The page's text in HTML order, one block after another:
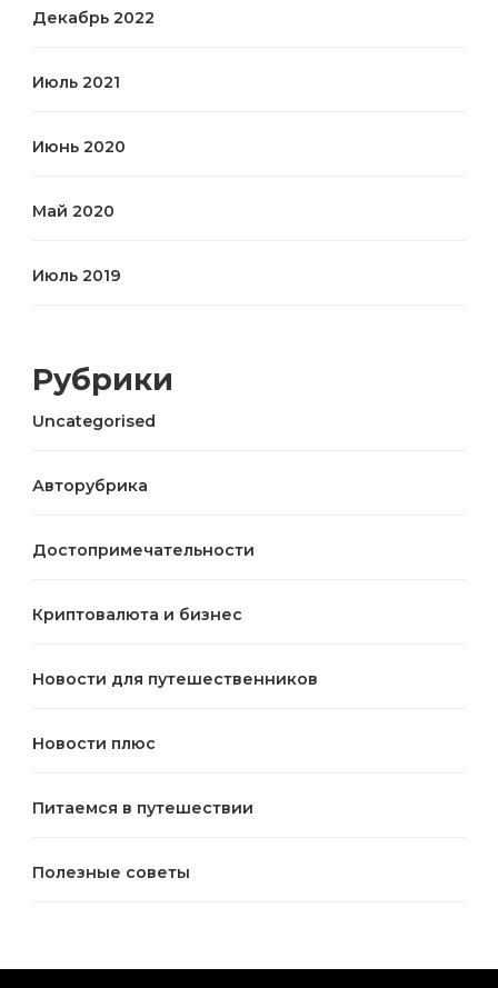
Декабрь 2022
Июль 2021
Июнь 2020
Май 2020
Июль 2019
Рубрики
Uncategorised
Авторубрика
Достопримечательности
Криптовалюта и бизнес
Новости для путешественников
Новости плюс
Питаемся в путешествии
Полезные советы